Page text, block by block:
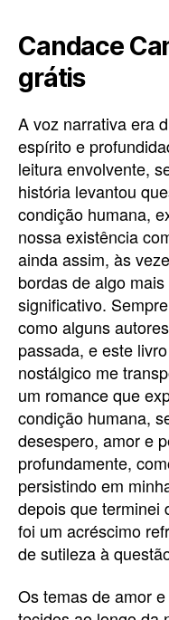
Candace
grátis
A voz narrativa era
espírito e
leitura envolvente,
história levantou
condição humana,
nossa existência
ainda assim, às
bordas de algo
significativo.
como alguns
passada, e este
nostálgico me
um romance que
condição humana,
desespero, amor e
profundamente,
persistindo em
depois que terminei
foi um acréscimo
de sutileza à
Os temas de amor